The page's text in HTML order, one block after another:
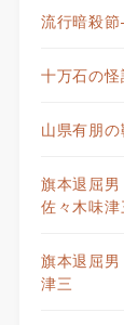
流行暗殺
十万石の
山県有朋
旗本退屈
佐々木味津
旗本退屈
津三